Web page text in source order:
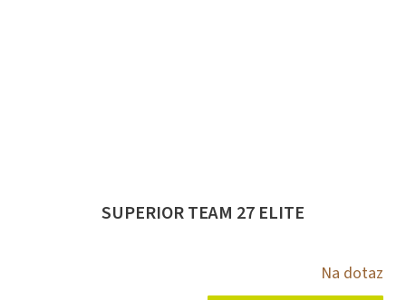
SUPERIOR TEAM 27 ELITE
Na dotaz